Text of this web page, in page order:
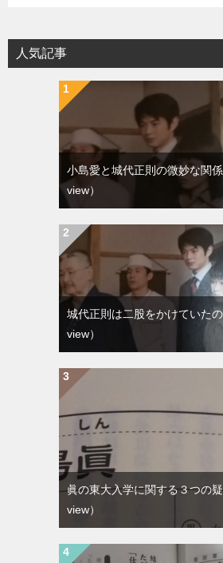
人気記事
小島愛と城代正則の微妙な関係
view）
城代正則は二股をかけていた
view）
眞の東大入学に関する３つの疑
view）